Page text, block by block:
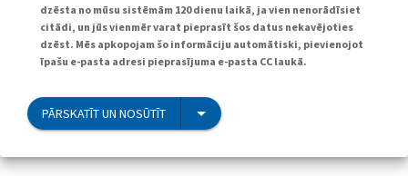
dzēsta no mūsu sistēmām 120 dienu laikā, ja vien nenorādīsiet
citādi, un jūs vienmēr varat pieprasīt šos datus nekavējoties
dzēst. Mēs apkopojam šo informāciju automātiski, pievienojot
īpašu e-pasta adresi pieprasījuma e-pasta CC laukā.
PĀRSKATĪT UN NOSŪTĪT